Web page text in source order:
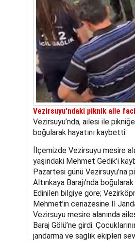
Vezirsuyu’ndaki piknik aile
Vezirsuyu’nda, ailesi ile
boğularak hayatını kaybetti.
İlçemizde Vezirsuyu mesire
yaşındaki Mehmet Gedik’i
Pazartesi günü Vezirsuyu’na
Altınkaya Barajı’nda
Edinilen bilgiye göre;
Mehmet’in cenazesine İl
Vezirsuyu mesire alanında
Baraj Gölü’ne girdi.
jandarma ve sağlık ekipleri